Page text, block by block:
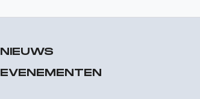
NIEUWS
EVENEMENTEN